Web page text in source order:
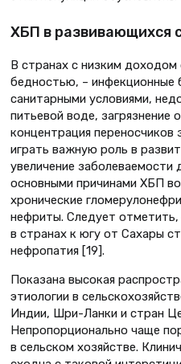
ХБП в развивающихся
В странах с низким
бедностью, – инфекционные
санитарными условиями,
питьевой воде,
концентрация
играть важную роль в
увеличение заболеваемости
основными причинами ХБП
хронические
нефриты. Следует
в странах к югу от Сахары
нефропатия [19].
Показана высокая
этиологии в
Индии, Шри-Ланки и стран
Непропорционально чаще
в сельском хозяйстве.